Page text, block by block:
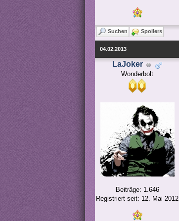
Suchen Spoilers
04.02.2013
LaJoker
Wonderbolt
Beiträge: 1.646
Registriert seit: 12. Mai 2012